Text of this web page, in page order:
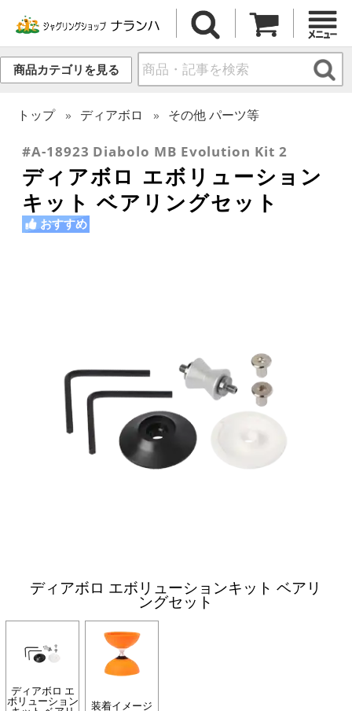
商品カテゴリを見る
トップ ディアボロ その他 パーツ等
#A-18923 Diabolo MB Evolution Kit 2
ディアボロ エボリューション
キット ベアリングセット
おすすめ
ディアボロ エボリューションキット ベアリ
ングセット
ディアボロ エ
ボリューション 装着イメージ